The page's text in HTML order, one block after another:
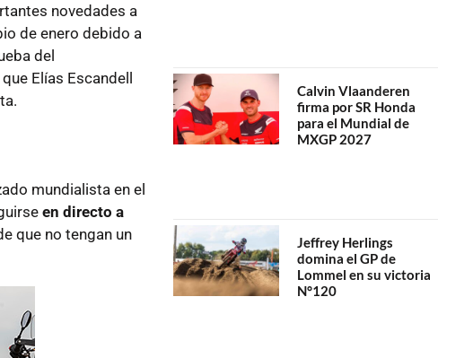
novedades a
de enero debido a
del
Elías Escandell
mundialista en el
en directo a
que no tengan un
Calvin Vlaanderen
firma por SR Honda
para el Mundial de
MXGP 2027
Jeffrey Herlings
domina el GP de
Lommel en su victoria
N°120